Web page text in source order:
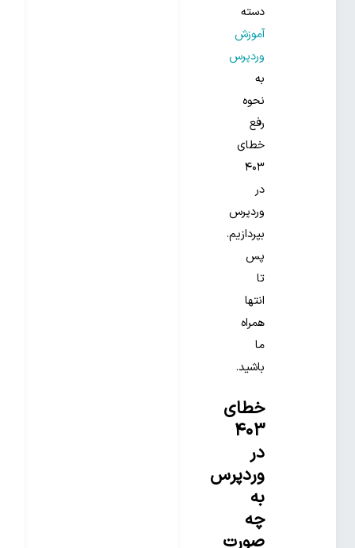
دسته
آموزش
وردپرس
به
نحوه
رفع
خطای
۴۰۳
در
وردپرس
بپردازیم.
پس
تا
انتها
همراه
ما
باشید.
خطای
۴۰۳
در
وردپرس
به
چه
صورت